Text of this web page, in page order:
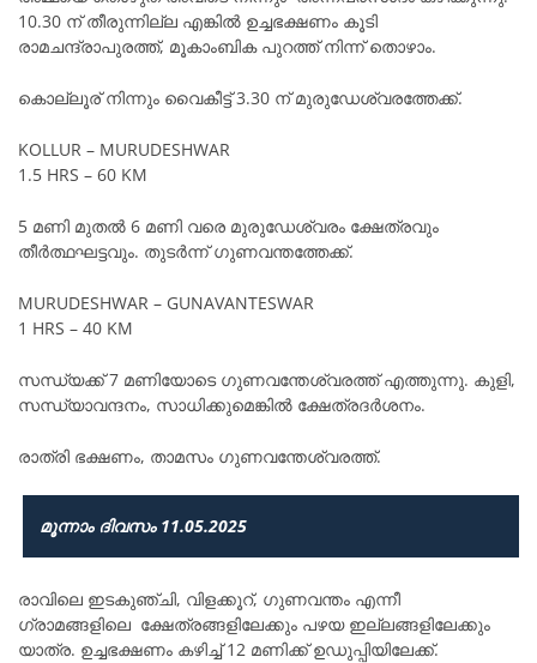
10.30 ന് തീരുന്നില്ല എങ്കിൽ ഉച്ചഭക്ഷണം കൂടി
രാമചന്ദ്രാപുരത്ത്, മൂകാംബിക പുറത്ത് നിന്ന് തൊഴാം.
കൊല്ലൂര് നിന്നും വൈകീട്ട് 3.30 ന് മുരുഡേശ്വരത്തേക്ക്.
KOLLUR – MURUDESHWAR
1.5 HRS – 60 KM
5 മണി മുതൽ 6 മണി വരെ മുരുഡേശ്വരം ക്ഷേത്രവും
തീർത്ഥഘട്ടവും. തുടർന്ന് ഗുണവന്തത്തേക്ക്.
MURUDESHWAR – GUNAVANTESWAR
1 HRS – 40 KM
സന്ധ്യക്ക് 7 മണിയോടെ ഗുണവന്തേശ്വരത്ത് എത്തുന്നു. കുളി,
സന്ധ്യാവന്ദനം, സാധിക്കുമെങ്കിൽ ക്ഷേത്രദർശനം.
രാത്രി ഭക്ഷണം, താമസം ഗുണവന്തേശ്വരത്ത്.
മൂന്നാം ദിവസം 11.05.2025
രാവിലെ ഇടകുഞ്ചി, വിളക്കൂറ്, ഗുണവന്തം എന്നീ
ഗ്രാമങ്ങളിലെ ക്ഷേത്രങ്ങളിലേക്കും പഴയ ഇല്ലങ്ങളിലേക്കും
യാത്ര. ഉച്ചഭക്ഷണം കഴിച്ച് 12 മണിക്ക് ഉഡുപ്പിയിലേക്ക്.